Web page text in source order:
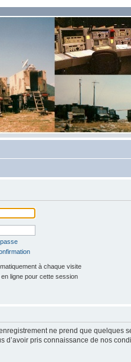
à chaque visite
ligne pour cette session
ne prend que
d’avoir pris connaissance de nos